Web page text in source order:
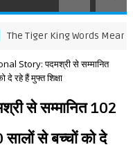
King Words Meaning and
Story: पदमश्री से सम्मानित
दे रहे हैं मुफ्त शिक्षा
से सम्मानित 102
सालों से बच्चों को दे